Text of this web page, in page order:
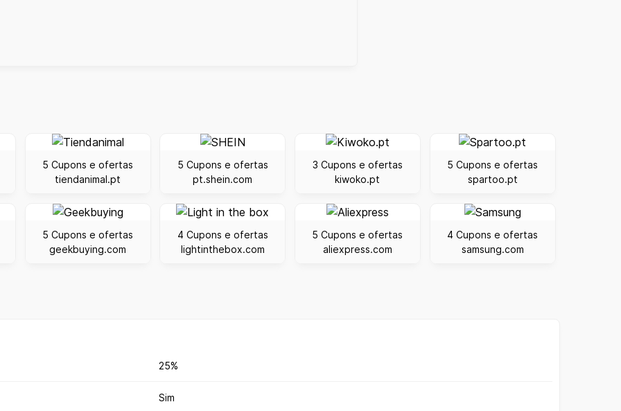
5 Cupons e ofertas
tiendanimal.pt
5 Cupons e ofertas
pt.shein.com
3 Cupons e ofertas
kiwoko.pt
5 Cupons e ofertas
spartoo.pt
5 Cupons e ofertas
geekbuying.com
4 Cupons e ofertas
lightinthebox.com
5 Cupons e ofertas
aliexpress.com
4 Cupons e ofertas
samsung.com
25%
Sim